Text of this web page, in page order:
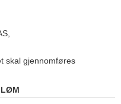
skal gjennomføres